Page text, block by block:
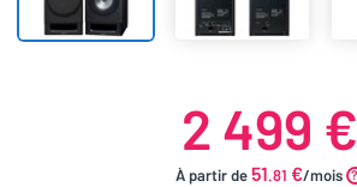
2 499 €
À partir de51.81 €/mois